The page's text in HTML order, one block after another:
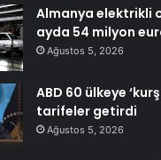
Almanya elektrikli
ayda 54 milyon
Ağustos 5, 2026
ABD 60 ülkeye
tarifeler getirdi
Ağustos 5, 2026